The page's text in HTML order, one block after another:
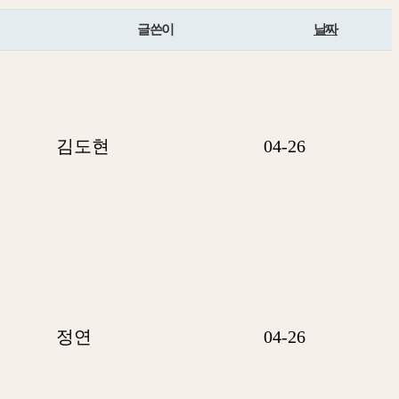
글쓴이 날짜
김도현 04-26
정연 04-26